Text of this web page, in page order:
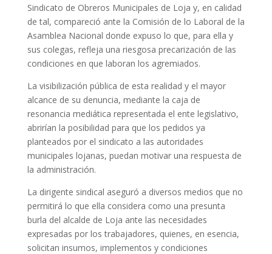
Sindicato de Obreros Municipales de Loja y, en calidad
de tal, compareció ante la Comisión de lo Laboral de la
Asamblea Nacional donde expuso lo que, para ella y
sus colegas, refleja una riesgosa precarización de las
condiciones en que laboran los agremiados.
La visibilización pública de esta realidad y el mayor
alcance de su denuncia, mediante la caja de
resonancia mediática representada el ente legislativo,
abrirían la posibilidad para que los pedidos ya
planteados por el sindicato a las autoridades
municipales lojanas, puedan motivar una respuesta de
la administración.
La dirigente sindical aseguró a diversos medios que no
permitirá lo que ella considera como una presunta
burla del alcalde de Loja ante las necesidades
expresadas por los trabajadores, quienes, en esencia,
solicitan insumos, implementos y condiciones